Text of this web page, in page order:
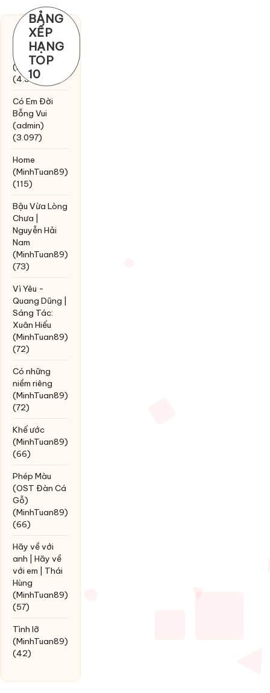
BẢNG
XẾP
HẠNG
TOP
10
Chờ một
tiếng yêu
(MinhTuan89)
(4.393)
Có Em Đời
Bỗng Vui
(admin)
(3.097)
Home
(MinhTuan89)
(115)
Bậu Vừa Lòng
Chưa |
Nguyễn Hải
Nam
(MinhTuan89)
(73)
Vì Yêu -
Quang Dũng |
Sáng Tác:
Xuân Hiếu
(MinhTuan89)
(72)
Có những
niềm riêng
(MinhTuan89)
(72)
Khế ước
(MinhTuan89)
(66)
Phép Màu
(OST Đàn Cá
Gỗ)
(MinhTuan89)
(66)
Hãy về với
anh | Hãy về
với em | Thái
Hùng
(MinhTuan89)
(57)
Tình lỡ
(MinhTuan89)
(42)